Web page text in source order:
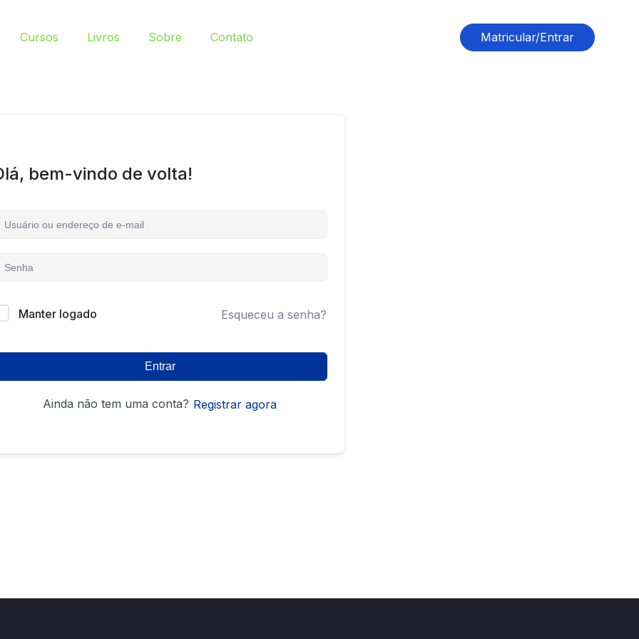
Cursos Livros Sobre Contato Matricular/Entrar
bem-vindo de volta!
Manter logado Esqueceu a senha?
Entrar
Ainda não tem uma conta? Registrar agora